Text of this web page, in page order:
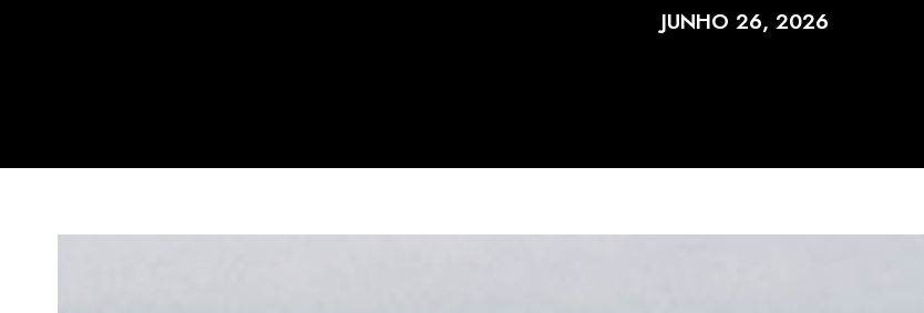
JUNHO 26, 2026